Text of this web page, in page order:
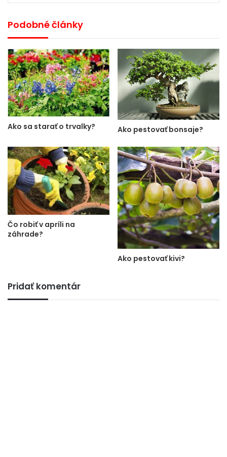
Podobné články
Ako sa starať o trvalky? Ako pestovať bonsaje?
Čo robiť v apríli na
záhrade?
Ako pestovať kivi?
Pridať komentár